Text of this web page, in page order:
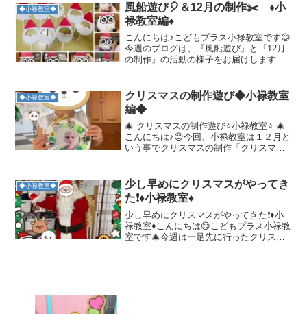
◆小禄教室◆
風船遊び🎈＆12月の制作✂️ ♦小
禄教室編♦
こんにちは♪こどもプラス小禄教室です😊
今週のブログは、『風船遊び』と『12月
の制作』の活動の様子をお届けします🕺
るところからスタート！！ 普段は膨らま
せる機会が少ないと...
◆小禄教室◆
クリスマスの制作遊び◆小禄教室
編◆
🎄 クリスマスの制作遊び⭐小禄教室⭐ 🎄
こんにちは♪😊今回、小禄教室は１２月と
いう事でクリスマスの制作「クリスマス
ースの枠からはみ出さない様に気をつけ
ながら、ゆっくり...
◆小禄教室◆
少し早めにクリスマスがやってき
た❗️♦小禄教室♦
少し早めにクリスマスがやってきた❗️♦小
禄教室♦こんにちは😊こどもプラス小禄教
室です🎄今週は一足先に行ったクリスマ